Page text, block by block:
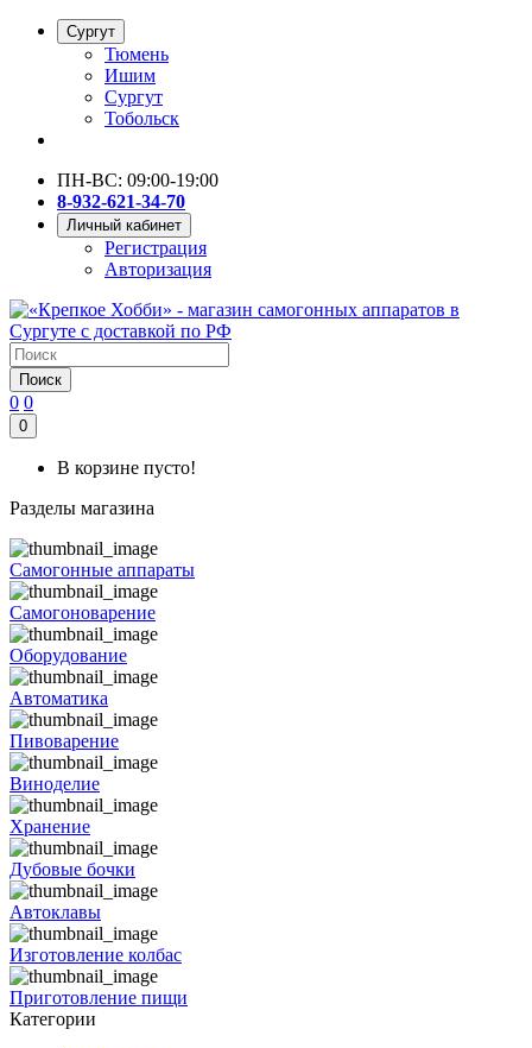
Сургут
Тюмень
Ишим
Сургут
Тобольск
ПН-ВС: 09:00-19:00
8-932-621-34-70
Личный кабинет
Регистрация
Авторизация
Поиск
0 0
0
В корзине пусто!
Разделы магазина
Самогонные аппараты
Самогоноварение
Оборудование
Автоматика
Пивоварение
Виноделие
Хранение
Дубовые бочки
Автоклавы
Изготовление колбас
Приготовление пищи
Категории